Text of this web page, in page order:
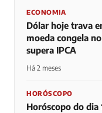
ECONOMIA
Dólar hoje trava
moeda congela
supera IPCA
Há 2 meses
HORÓSCOPO
Horóscopo do